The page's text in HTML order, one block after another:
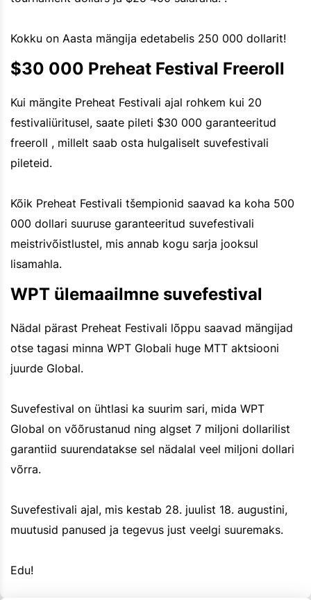
Kokku on Aasta mängija edetabelis 250 000 dollarit!
$30 000 Preheat Festival Freeroll
Kui mängite Preheat Festivali ajal rohkem kui 20
festivaliüritusel, saate pileti $30 000 garanteeritud
freeroll , millelt saab osta hulgaliselt suvefestivali
pileteid.
Kõik Preheat Festivali tšempionid saavad ka koha 500
000 dollari suuruse garanteeritud suvefestivali
meistrivõistlustel, mis annab kogu sarja jooksul
lisamahla.
WPT ülemaailmne suvefestival
Nädal pärast Preheat Festivali lõppu saavad mängijad
otse tagasi minna WPT Globali huge MTT aktsiooni
juurde Global.
Suvefestival on ühtlasi ka suurim sari, mida WPT
Global on võõrustanud ning algset 7 miljoni dollarilist
garantiid suurendatakse sel nädalal veel miljoni dollari
võrra.
Suvefestivali ajal, mis kestab 28. juulist 18. augustini,
muutusid panused ja tegevus just veelgi suuremaks.
Edu!